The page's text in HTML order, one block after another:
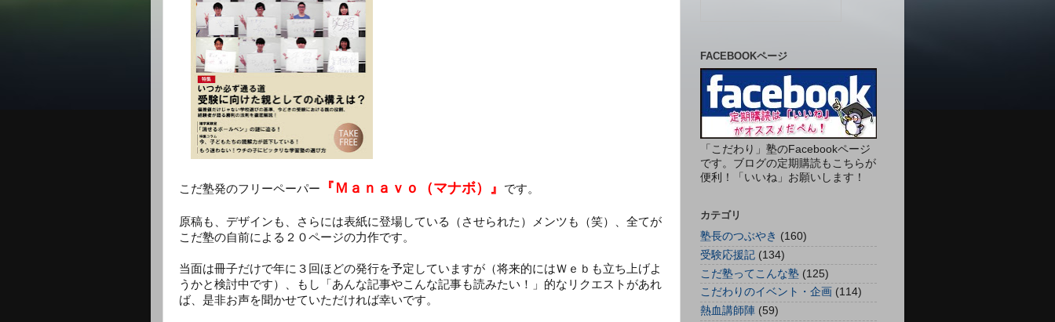
こだ塾発のフリーペーパー 『Ｍａｎａｖｏ（マナボ）』 です。
原稿も、デザインも、さらには表紙に登場している（させられた）メンツも（笑）、全てが
こだ塾の自前による２０ページの力作です。
当面は冊子だけで年に３回ほどの発行を予定していますが（将来的にはＷｅｂも立ち上げよ
うかと検討中です）、もし「あんな記事やこんな記事も読みたい！」的なリクエストがあれ
ば、是非お声を聞かせていただければ幸いです。
FACEBOOKページ
「こだわり」塾のFacebookページ
です。ブログの定期購読もこちらが
便利！「いいね」お願いします！
カテゴリ
塾長のつぶやき (160)
受験応援記 (134)
こだ塾ってこんな塾 (125)
こだわりのイベント・企画 (114)
熱血講師陣 (59)